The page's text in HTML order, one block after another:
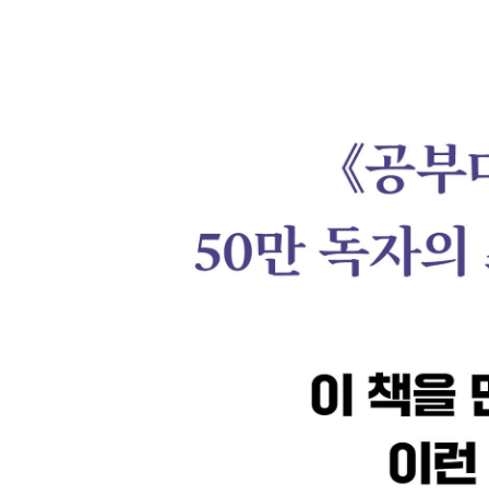
[공부머리 독서법 10] 3개월 한 권으로 최상위 성
3. 단기간에 언어능력을 끌어올리는 방법
부작용을 방지하는 몇 가지 조언
슬로리딩 : 샅샅이 살펴보고 끊임없이 질문하라
필사 : 눈보다 손이 더 깊게 읽는다
[공부머리 독서법 13] 1년에 책 한 권을 베껴 적는
[공부머리 독서법 14] 지식 전문가로 만드는 초록
[정보] 우리 아이에게 맞는 공부머리 독서법 찾기